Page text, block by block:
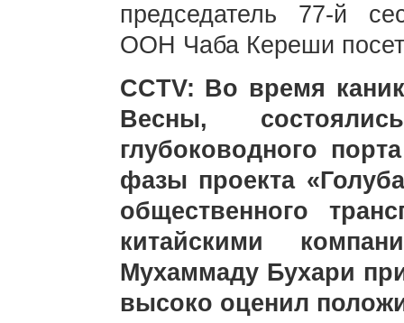
председатель 77-й
ООН Чаба Кереши
CCTV: Во время
Весны,
глубоководного
фазы проекта
общественного
китайскими
Мухаммаду Бухари
высоко оценил